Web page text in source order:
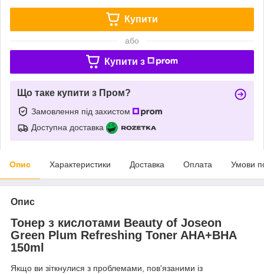
Купити
або
Купити з
Що таке купити з Пром?
Замовлення під захистом
Доступна доставка
Опис Характеристики Доставка Оплата Умови
Опис
Тонер з кислотами Beauty of Joseon
Green Plum Refreshing Toner AHA+BHA
150ml
Якщо ви зіткнулися з проблемами, пов'язаними із